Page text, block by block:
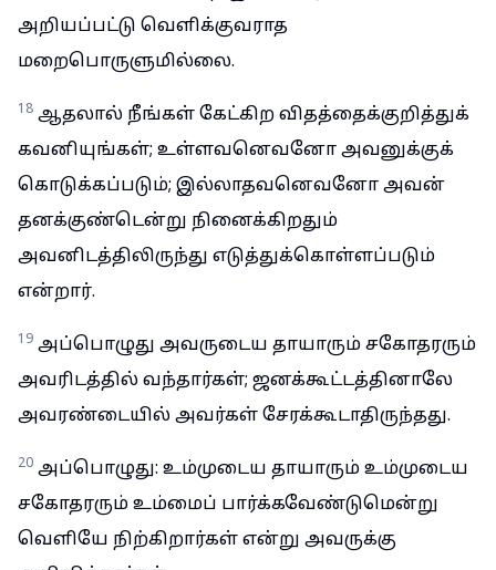
அறியப்பட்டு வெளிக்குவராத
மறைபொருளுமில்லை.
18 ஆதலால் நீங்கள் கேட்கிற விதத்தைக்குறித்துக்
கவனியுங்கள்; உள்ளவனெவனோ அவனுக்குக்
கொடுக்கப்படும்; இல்லாதவனெவனோ அவன்
தனக்குண்டென்று நினைக்கிறதும்
அவனிடத்திலிருந்து எடுத்துக்கொள்ளப்படும்
என்றார்.
19 அப்பொழுது அவருடைய தாயாரும் சகோதரரும்
அவரிடத்தில் வந்தார்கள்; ஜனக்கூட்டத்தினாலே
அவரண்டையில் அவர்கள் சேரக்கூடாதிருந்தது.
20 அப்பொழுது: உம்முடைய தாயாரும் உம்முடைய
சகோதரரும் உம்மைப் பார்க்கவேண்டுமென்று
வெளியே நிற்கிறார்கள் என்று அவருக்கு